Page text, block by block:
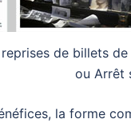
de billets
ou Arrêt
la forme